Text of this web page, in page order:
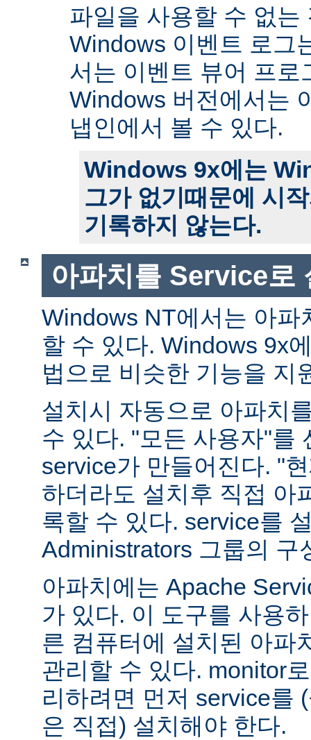
파일을 사용할 수 없는
Windows 이벤트 로그
서는 이벤트 뷰어 프로
Windows 버전에서는
냅인에서 볼 수 있다.
Windows 9x에는
그가 없기때문에 시
기록하지 않는다.
아파치를 Service로
Windows NT에서는 아파
할 수 있다. Windows 9x
법으로 비슷한 기능을 지
설치시 자동으로 아파치
수 있다. "모든 사용자"를
service가 만들어진다. "
하더라도 설치후 직접 아
록할 수 있다. service를
Administrators 그룹의 구
아파치에는 Apache
가 있다. 이 도구를 사용
른 컴퓨터에 설치된 아파
관리할 수 있다. monitor
리하려면 먼저 service를
은 직접) 설치해야 한다.